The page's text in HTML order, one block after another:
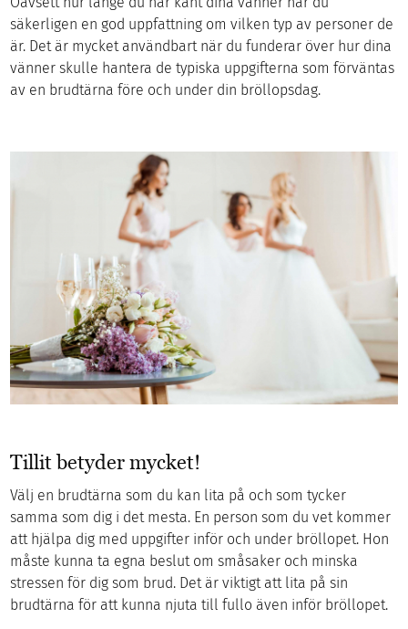
säkerligen en god uppfattning om vilken typ av personer de
är. Det är mycket användbart när du funderar över hur dina
vänner skulle hantera de typiska uppgifterna som förväntas
av en brudtärna före och under din bröllopsdag.
Tillit betyder mycket!
Välj en brudtärna som du kan lita på och som tycker
samma som dig i det mesta. En person som du vet kommer
att hjälpa dig med uppgifter inför och under bröllopet. Hon
måste kunna ta egna beslut om småsaker och minska
stressen för dig som brud. Det är viktigt att lita på sin
brudtärna för att kunna njuta till fullo även inför bröllopet.